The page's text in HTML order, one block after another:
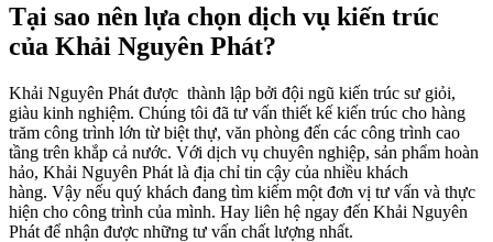
Tại sao nên lựa chọn dịch vụ kiến trúc
của Khải Nguyên Phát?
Khải Nguyên Phát được thành lập bởi đội ngũ kiến trúc sư giỏi,
giàu kinh nghiệm. Chúng tôi đã tư vấn thiết kế kiến trúc cho hàng
trăm công trình lớn từ biệt thự, văn phòng đến các công trình cao
tầng trên khắp cả nước. Với dịch vụ chuyên nghiệp, sản phẩm hoàn
hảo, Khải Nguyên Phát là địa chỉ tin cậy của nhiều khách
hàng. Vậy nếu quý khách đang tìm kiếm một đơn vị tư vấn và thực
hiện cho công trình của mình. Hay liên hệ ngay đến Khải Nguyên
Phát để nhận được những tư vấn chất lượng nhất.